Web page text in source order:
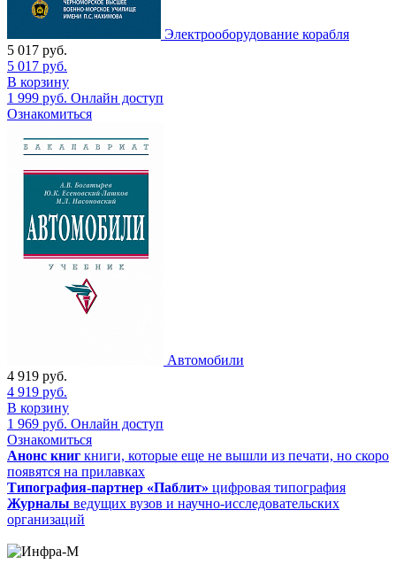
Электрооборудование корабля
5 017 руб.
5 017 руб.
В корзину
1 999 руб. Онлайн доступ
Ознакомиться
Автомобили
4 919 руб.
4 919 руб.
В корзину
1 969 руб. Онлайн доступ
Ознакомиться
Анонс книг книги, которые еще не вышли из печати, но скоро
появятся на прилавках
Типография-партнер «Паблит» цифровая типография
Журналы ведущих вузов и научно-исследовательских
организаций